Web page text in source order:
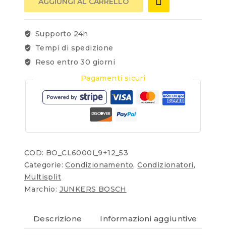
Supporto 24h
Tempi di spedizione
Reso entro 30 giorni
Pagamenti sicuri
COD: BO_CL6000i_9+12_53
Categorie:Condizionamento,Condizionatori,
Multisplit
Marchio: JUNKERS BOSCH
Descrizione Informazioni aggiuntive